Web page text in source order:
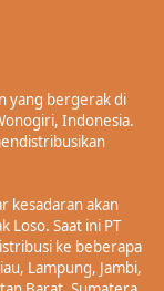
yang bergerak di
Indonesia.
kesadaran akan
Loso. Saat ini PT
ke beberapa
Lampung, Jambi,